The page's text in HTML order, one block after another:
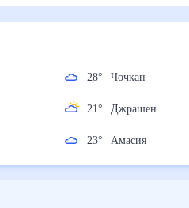
28° Чочкан
21° Джрашен
23° Амасия